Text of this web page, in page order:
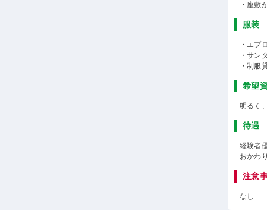
・座敷
服装
・エプ
・サン
・制服
希望
明るく
待遇
経験者
おかわ
注意
なし